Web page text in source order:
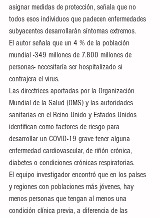
asignar medidas de protección, señala que no
todos esos individuos que padecen enfermedades
subyacentes desarrollarán síntomas extremos.
El autor señala que un 4 % de la población
mundial -349 millones de 7.800 millones de
personas- necesitaría ser hospitalizado si
contrajera el virus.
Las directrices aportadas por la Organización
Mundial de la Salud (OMS) y las autoridades
sanitarias en el Reino Unido y Estados Unidos
identifican como factores de riesgo para
desarrollar un COVID-19 grave tener alguna
enfermedad cardiovascular, de riñón crónica,
diabetes o condiciones crónicas respiratorias.
El equipo investigador encontró que en los países
y regiones con poblaciones más jóvenes, hay
menos personas que tengan al menos una
condición clínica previa, a diferencia de las